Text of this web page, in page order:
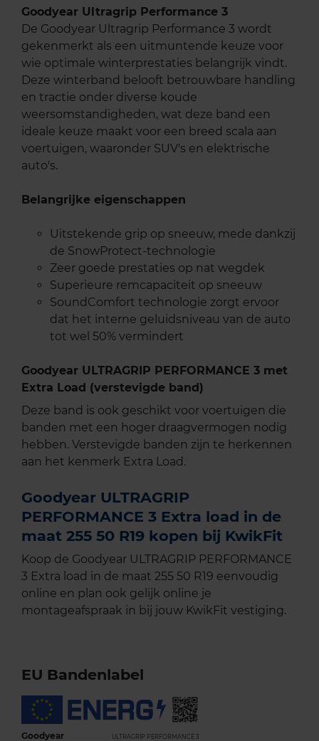
Goodyear Ultragrip Performance 3
De Goodyear Ultragrip Performance 3 wordt
gekenmerkt als een uitmuntende keuze voor
wie optimale winterprestaties belangrijk vindt.
Deze winterband belooft betrouwbare handling
en tractie onder diverse koude
weersomstandigheden, wat deze band een
ideale keuze maakt voor een breed scala aan
voertuigen, waaronder SUV's en elektrische
auto's.
Belangrijke eigenschappen
Uitstekende grip op sneeuw, mede dankzij
de SnowProtect-technologie
Zeer goede prestaties op nat wegdek
Superieure remcapaciteit op sneeuw
SoundComfort technologie zorgt ervoor
dat het interne geluidsniveau van de auto
tot wel 50% vermindert
Goodyear ULTRAGRIP PERFORMANCE 3 met
Extra Load (verstevigde band)
Deze band is ook geschikt voor voertuigen die
banden met een hoger draagvermogen nodig
hebben. Verstevigde banden zijn te herkennen
aan het kenmerk Extra Load.
Goodyear ULTRAGRIP
PERFORMANCE 3 Extra load in de
maat 255 50 R19 kopen bij KwikFit
Koop de Goodyear ULTRAGRIP PERFORMANCE
3 Extra load in de maat 255 50 R19 eenvoudig
online en plan ook gelijk online je
montageafspraak in bij jouw KwikFit vestiging.
EU Bandenlabel
Goodyear ULTRAGRIP PERFORMANCE 3